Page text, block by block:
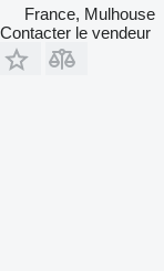
France, Mulhouse
Contacter le vendeur